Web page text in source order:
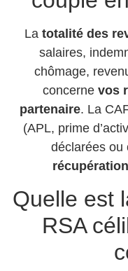
La totalité des
salaires,
chômage,
concerne vos
partenaire. La
(APL, prime
déclarées ou
Quelle est
RSA